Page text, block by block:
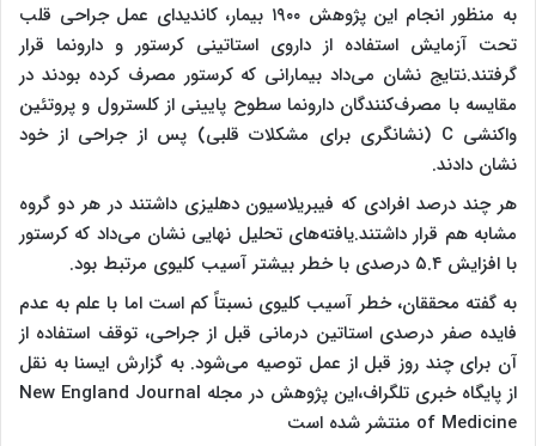
به منظور انجام این پژوهش ۱۹۰۰ بیمار، کاندیدای عمل جراحی قلب
تحت آزمایش استفاده از داروی استاتینی کرستور و دارونما قرار
گرفتند.نتایج نشان می‌داد بیمارانی که کرستور مصرف کرده بودند در
مقایسه با مصرف‌کنندگان دارونما سطوح پایینی از کلسترول و پروتئین
واکنشی C (نشانگری برای مشکلات قلبی) پس از جراحی از خود
نشان دادند.
هر چند درصد افرادی که فیبریلاسیون دهلیزی داشتند در هر دو گروه
مشابه هم قرار داشتند.یافته‌های تحلیل نهایی نشان می‌داد که کرستور
با افزایش ۵.۴ درصدی با خطر بیشتر آسیب کلیوی مرتبط بود.
به گفته محققان، خطر آسیب کلیوی نسبتاً کم است اما با علم به عدم
فایده صفر درصدی استاتین درمانی قبل از جراحی، توقف استفاده از
آن برای چند روز قبل از عمل توصیه می‌شود. به گزارش ایسنا به نقل
از پایگاه خبری تلگراف،این پژوهش در مجله New England Journal
of Medicine منتشر شده است